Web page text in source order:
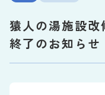
猿人の湯施設改
終了のお知らせ